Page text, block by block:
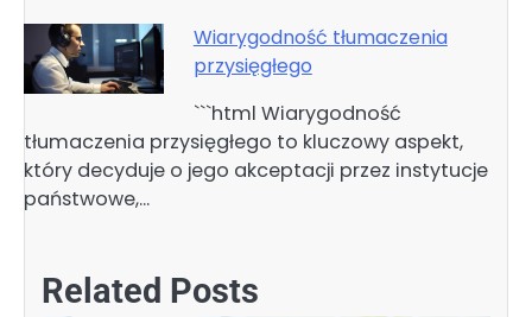
Wiarygodność tłumaczenia
przysięgłego
```html Wiarygodność
tłumaczenia przysięgłego to kluczowy aspekt,
który decyduje o jego akceptacji przez instytucje
państwowe,…
Related Posts